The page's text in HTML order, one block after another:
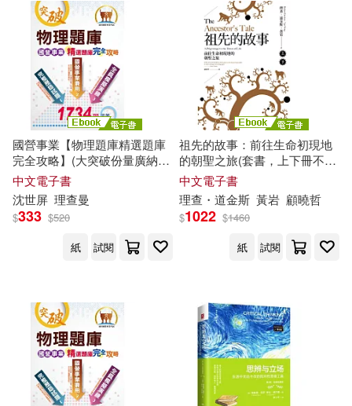
呂建剛（主編）(30)
周建武(30) 和泉あや(30)
張偉(30)
數學資優班教研會(30)
連山(30)
飛躍司考輔導中心(30)
心理(378)
Linfair Records Limited(377)
中山大學出版社(375)
中國檢察出版社(374)
華東理工大學出版社(374)
天津人民出版社(372)
中國統計出版社(364)
地質出版社(364)
國營事業【物理題庫精選題庫
完全攻略】(大突破份量廣納試
題‧完全命中考試重點)(11版)
(電子書)
中文電子書
沈世屏 理查曼
$333 $520
紙
試閱
祖先的故事：前往生命初現地
的朝聖之旅(套書，上下冊不分
售) (電子書)
中文電子書
理查 ・道金斯 黃岩 顧曉哲
$1022 $1460
紙
試閱